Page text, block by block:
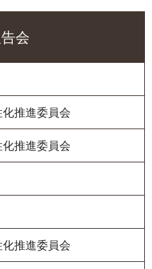
会
推進委員会
推進委員会
推進委員会